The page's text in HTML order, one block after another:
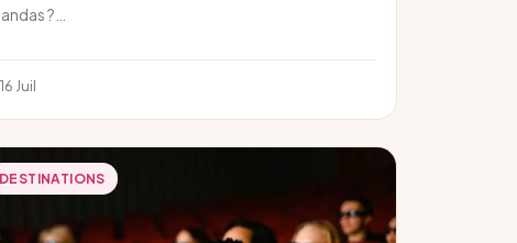
?…
16 Juil
DESTINATIONS